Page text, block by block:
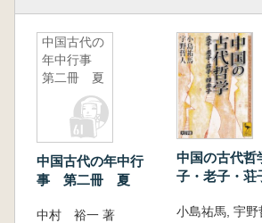
中国古代の
年中行事
第二冊 夏
中国古代の年中行
事 第二冊 夏
中村 裕一 著
中国の古代哲
子・老子・荘